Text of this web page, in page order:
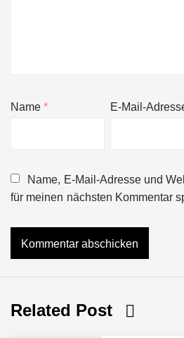
Name* E-Mail-
Name, E-Mail-Adresse und
für meinen nächsten Kommentar
Related Post